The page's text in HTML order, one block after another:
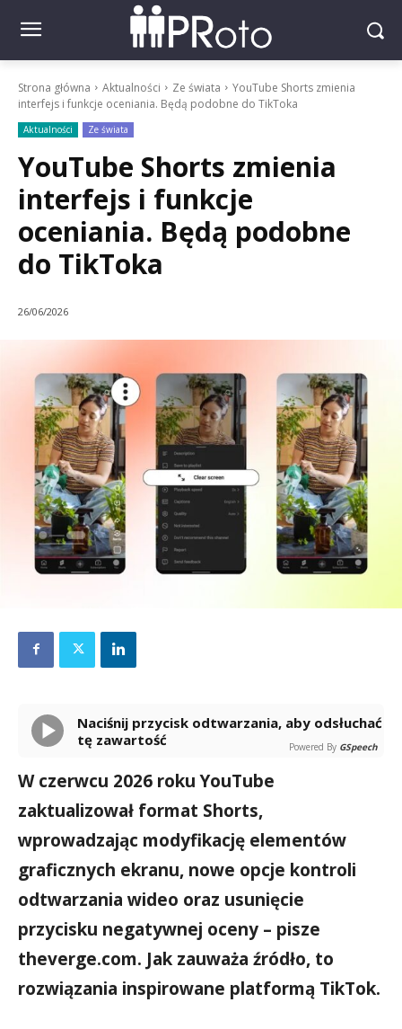
Strona główna Aktualności Ze świata
YouTube Shorts zmienia
interfejs i funkcje oceniania. Będą podobne do TikToka
Aktualności Ze świata
YouTube Shorts zmienia
interfejs i funkcje
oceniania. Będą podobne
do TikToka
26/06/2026
Naciśnij przycisk odtwarzania, aby odsłuchać
tę zawartość
Powered By GSpeech
W czerwcu 2026 roku YouTube
zaktualizował format Shorts,
wprowadzając modyfikację elementów
graficznych ekranu, nowe opcje kontroli
odtwarzania wideo oraz usunięcie
przycisku negatywnej oceny – pisze
theverge.com. Jak zauważa źródło, to
rozwiązania inspirowane platformą TikTok.